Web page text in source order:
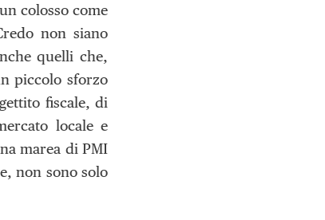
colosso come
non siano
quelli che,
piccolo sforzo
fiscale, di
locale e
marea di PMI
non sono solo